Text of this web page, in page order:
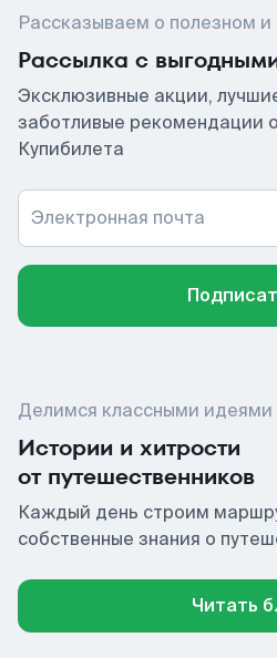
Рассказываем о полезном
Рассылка с
Эксклюзивные акции,
заботливые рекомендации
Купибилета
Электронная почта
Делимся классными идеями
Истории и хитрости
от путешественников
Каждый день строим
собственные знания о
Читать